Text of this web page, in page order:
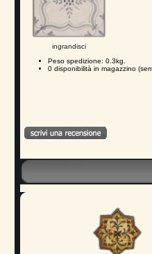
ingrandisci
Peso spedizione: 0.3kg.
0 disponibilità in magazzino